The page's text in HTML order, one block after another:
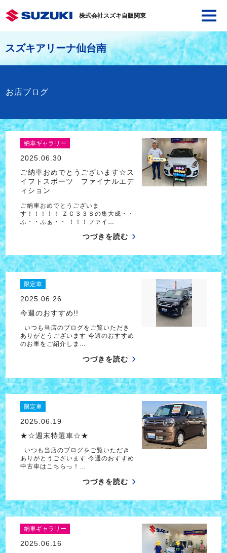
株式会社スズキ自販関東
スズキアリーナ仙台南
お店ブログ
納車ギャラリー
2025.06.30
ご納車おめでとうございます☆ス
イフトスポーツ ファイナルエデ
ィション
ご納車おめでとうございま
す！！！！！ ＺＣ３３Ｓの集大成・・
ふ・・ふぁ・・ ！！！ファイ…
つづきを読む
限定車
2025.06.26
今週のおすすめ!!
いつも当店のブログをご覧いただき
ありがとうございます 今週のおすすめ
のお車をご紹介しま…
つづきを読む
限定車
2025.06.19
★☆週末特選車☆★
いつも当店のブログをご覧いただき
ありがとうございます 今週のおすすめ
中古車はこちらっ！…
つづきを読む
納車ギャラリー
2025.06.16